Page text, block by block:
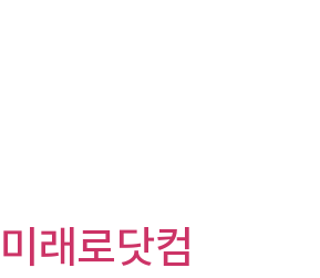
텐
미래로닷컴